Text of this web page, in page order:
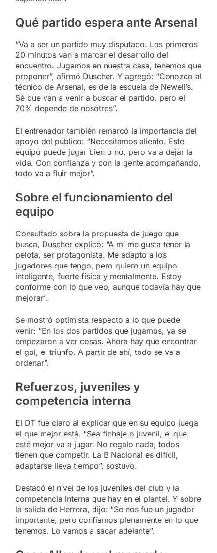
Qué partido espera ante Arsenal
“Va a ser un partido muy disputado. Los primeros
20 minutos van a marcar el desarrollo del
encuentro. Jugamos en nuestra casa, tenemos que
proponer”, afirmó Duscher. Y agregó: “Conozco al
técnico de Arsenal, es de la escuela de Newell’s.
Sé que van a venir a buscar el partido, pero el
70% depende de nosotros”.
El entrenador también remarcó la importancia del
apoyo del público: “Necesitamos aliento. Este
equipo puede jugar bien o no, pero va a dejar la
vida. Con confianza y con la gente acompañando,
todo va a fluir mejor”.
Sobre el funcionamiento del
equipo
Consultado sobre la propuesta de juego que
busca, Duscher explicó: “A mí me gusta tener la
pelota, ser protagonista. Me adapto a los
jugadores que tengo, pero quiero un equipo
inteligente, fuerte física y mentalmente. Estoy
conforme con lo que veo, aunque todavía hay que
mejorar”.
Se mostró optimista respecto a lo que puede
venir: “En los dos partidos que jugamos, ya se
empezaron a ver cosas. Ahora hay que encontrar
el gol, el triunfo. A partir de ahí, todo se va a
ordenar”.
Refuerzos, juveniles y
competencia interna
El DT fue claro al explicar que en su equipo juega
el que mejor está. “Sea fichaje o juvenil, el que
esté mejor va a jugar. No regalo nada, todos
tienen que competir. La B Nacional es difícil,
adaptarse lleva tiempo”, sostuvo.
Destacó el nivel de los juveniles del club y la
competencia interna que hay en el plantel. Y sobre
la salida de Herrera, dijo: “Se nos fue un jugador
importante, pero confiamos plenamente en lo que
tenemos. Lo vamos a sacar adelante”.